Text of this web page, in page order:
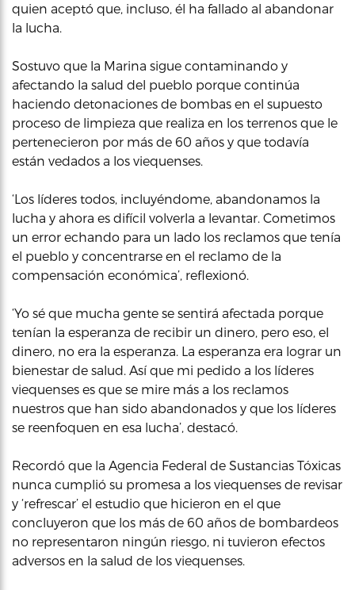
quien aceptó que, incluso, él ha fallado al abandonar
la lucha.
Sostuvo que la Marina sigue contaminando y
afectando la salud del pueblo porque continúa
haciendo detonaciones de bombas en el supuesto
proceso de limpieza que realiza en los terrenos que le
pertenecieron por más de 60 años y que todavía
están vedados a los viequenses.
‘Los líderes todos, incluyéndome, abandonamos la
lucha y ahora es difícil volverla a levantar. Cometimos
un error echando para un lado los reclamos que tenía
el pueblo y concentrarse en el reclamo de la
compensación económica’, reflexionó.
‘Yo sé que mucha gente se sentirá afectada porque
tenían la esperanza de recibir un dinero, pero eso, el
dinero, no era la esperanza. La esperanza era lograr un
bienestar de salud. Así que mi pedido a los líderes
viequenses es que se mire más a los reclamos
nuestros que han sido abandonados y que los líderes
se reenfoquen en esa lucha’, destacó.
Recordó que la Agencia Federal de Sustancias Tóxicas
nunca cumplió su promesa a los viequenses de revisar
y ‘refrescar’ el estudio que hicieron en el que
concluyeron que los más de 60 años de bombardeos
no representaron ningún riesgo, ni tuvieron efectos
adversos en la salud de los viequenses.